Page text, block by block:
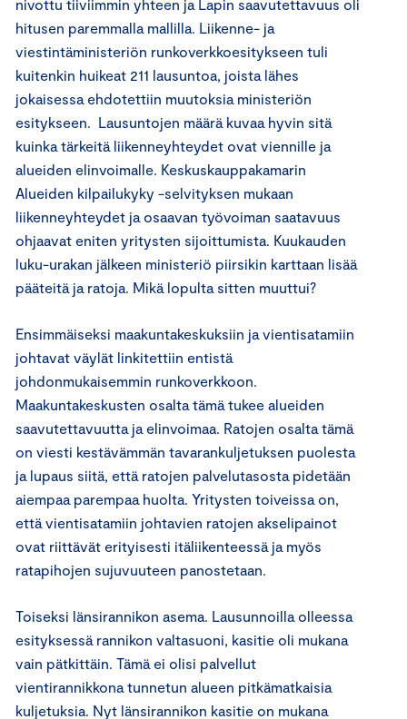
nivottu tiiviimmin yhteen ja Lapin saavutettavuus oli
hitusen paremmalla mallilla. Liikenne- ja
viestintäministeriön runkoverkkoesitykseen tuli
kuitenkin huikeat 211 lausuntoa, joista lähes
jokaisessa ehdotettiin muutoksia ministeriön
esitykseen. Lausuntojen määrä kuvaa hyvin sitä
kuinka tärkeitä liikenneyhteydet ovat viennille ja
alueiden elinvoimalle. Keskuskauppakamarin
Alueiden kilpailukyky -selvityksen mukaan
liikenneyhteydet ja osaavan työvoiman saatavuus
ohjaavat eniten yritysten sijoittumista. Kuukauden
luku-urakan jälkeen ministeriö piirsikin karttaan lisää
pääteitä ja ratoja. Mikä lopulta sitten muuttui?
Ensimmäiseksi maakuntakeskuksiin ja vientisatamiin
johtavat väylät linkitettiin entistä
johdonmukaisemmin runkoverkkoon.
Maakuntakeskusten osalta tämä tukee alueiden
saavutettavuutta ja elinvoimaa. Ratojen osalta tämä
on viesti kestävämmän tavarankuljetuksen puolesta
ja lupaus siitä, että ratojen palvelutasosta pidetään
aiempaa parempaa huolta. Yritysten toiveissa on,
että vientisatamiin johtavien ratojen akselipainot
ovat riittävät erityisesti itäliikenteessä ja myös
ratapihojen sujuvuuteen panostetaan.
Toiseksi länsirannikon asema. Lausunnoilla olleessa
esityksessä rannikon valtasuoni, kasitie oli mukana
vain pätkittäin. Tämä ei olisi palvellut
vientirannikkona tunnetun alueen pitkämatkaisia
kuljetuksia. Nyt länsirannikon kasitie on mukana